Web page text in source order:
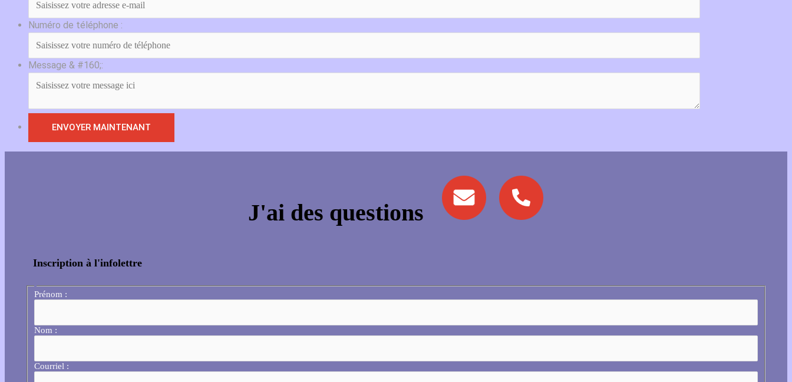
Numéro de téléphone :
Message & #160;:
J'ai des questions
Inscription à l'infolettre
Prénom :
Nom :
Courriel :